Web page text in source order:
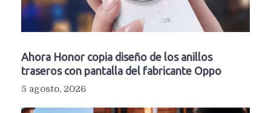
Ahora Honor copia diseño de los anillos
traseros con pantalla del fabricante Oppo
5 agosto, 2026